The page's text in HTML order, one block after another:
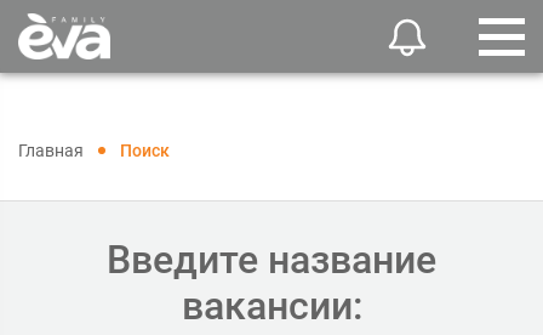
Главная Поиск
Введите название
вакансии: